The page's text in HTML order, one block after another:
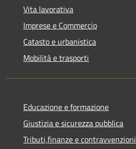
Vita lavorativa
Imprese e Commercio
Catasto e urbanistica
Mobilità e trasporti
Educazione e formazione
Giustizia e sicurezza pubblica
Tributi,finanze e contravvenzioni